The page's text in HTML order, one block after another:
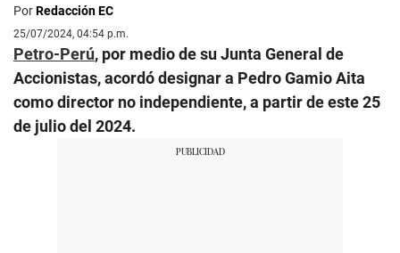
PorRedacción EC
25/07/2024, 04:54 p.m.
Petro-Perú, por medio de su Junta General de
Accionistas, acordó designar a Pedro Gamio Aita
como director no independiente, a partir de este 25
de julio del 2024.